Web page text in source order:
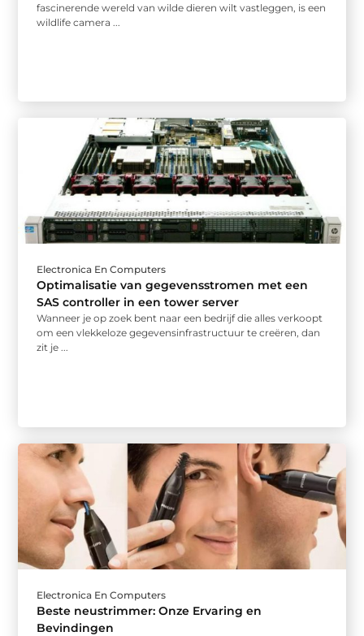
fascinerende wereld van wilde dieren wilt vastleggen, is een
wildlife camera ...
Electronica En Computers
Optimalisatie van gegevensstromen met een
SAS controller in een tower server
Wanneer je op zoek bent naar een bedrijf die alles verkoopt
om een vlekkeloze gegevensinfrastructuur te creëren, dan
zit je ...
Electronica En Computers
Beste neustrimmer: Onze Ervaring en
Bevindingen